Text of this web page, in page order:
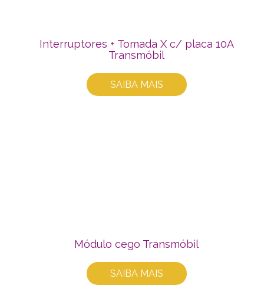
Interruptores + Tomada X c/ placa 10A
Transmóbil
SAIBA MAIS
Módulo cego Transmóbil
SAIBA MAIS